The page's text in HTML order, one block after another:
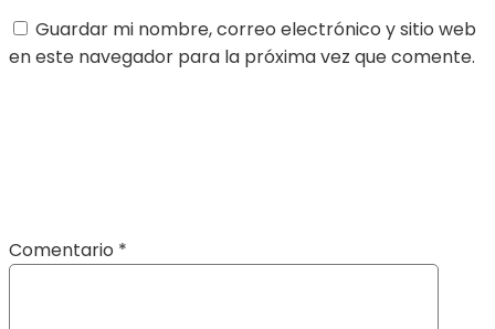
Guardar mi nombre, correo electrónico y sitio web
en este navegador para la próxima vez que comente.
Comentario *